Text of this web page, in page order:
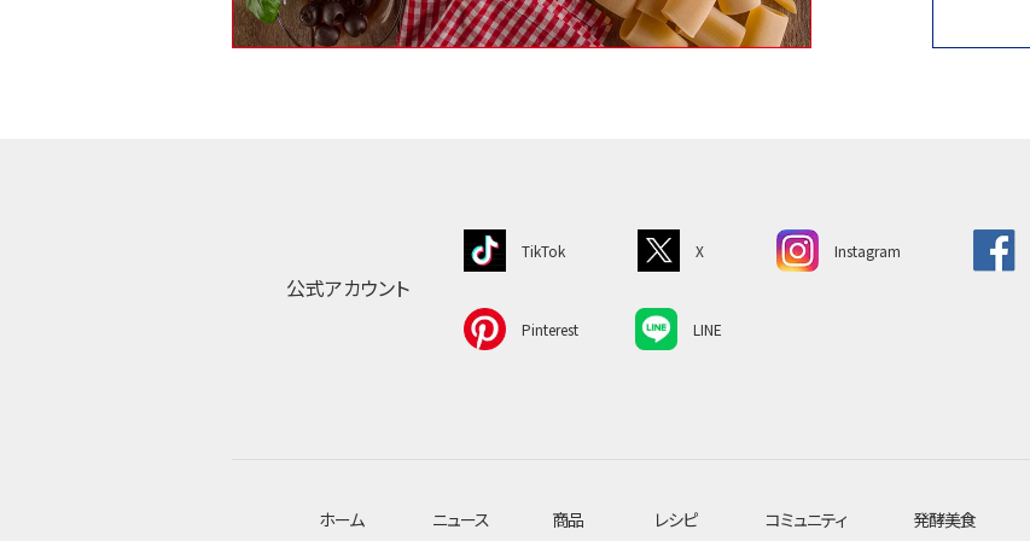
公式アカウント
TikTok X Instagram
Pinterest LINE
ホーム ニュース 商品 レシピ コミュニティ 発酵美食